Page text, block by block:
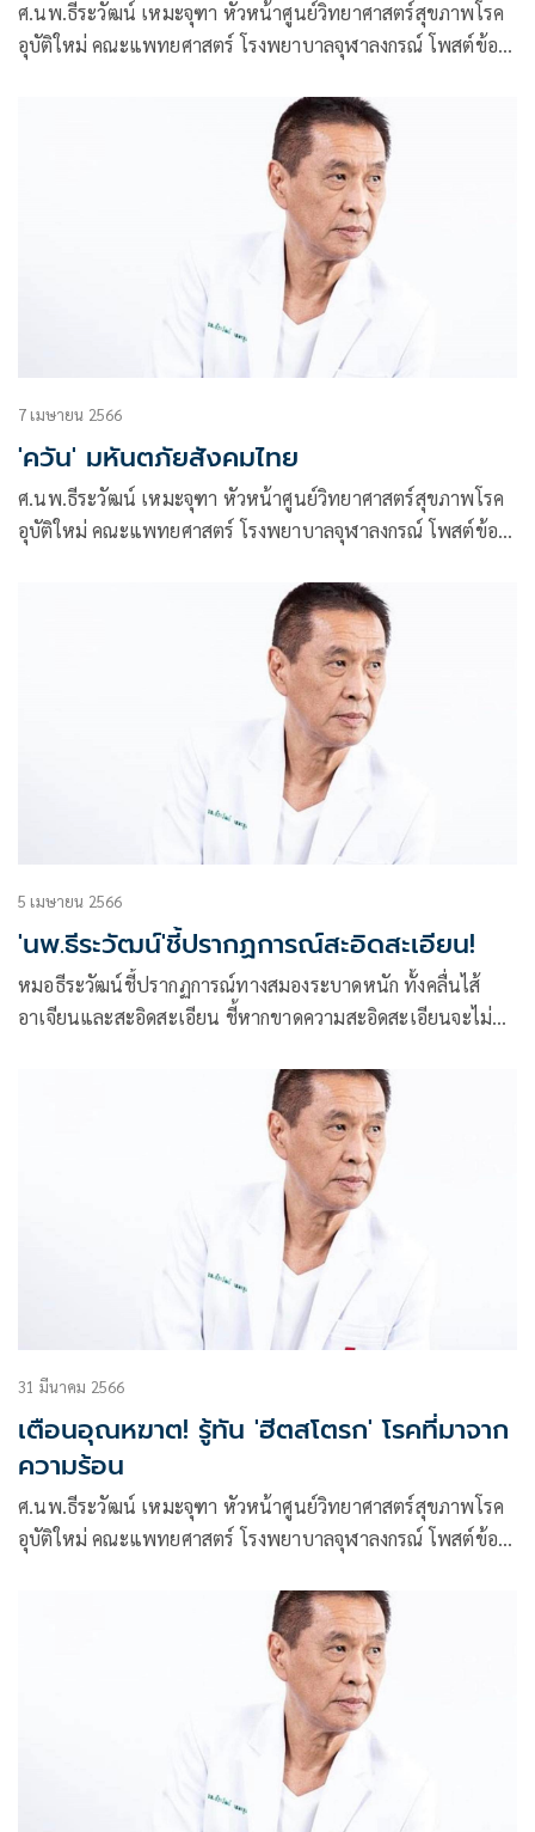
ศ.นพ.ธีระวัฒน์ เหมะจุฑา หัวหน้าศูนย์วิทยาศาสตร์สุขภาพโรค
อุบัติใหม่ คณะแพทยศาสตร์ โรงพยาบาลจุฬาลงกรณ์ โพสต์ข้อ
7 เมษายน 2566
'ควัน' มหันตภัยสังคมไทย
ศ.นพ.ธีระวัฒน์ เหมะจุฑา หัวหน้าศูนย์วิทยาศาสตร์สุขภาพโรค
อุบัติใหม่ คณะแพทยศาสตร์ โรงพยาบาลจุฬาลงกรณ์ โพสต์ข้อ
5 เมษายน 2566
'นพ.ธีระวัฒน์'ชี้ปรากฏการณ์สะอิดสะเอียน!
หมอธีระวัฒน์ชี้ปรากฏการณ์ทางสมองระบาดหนัก ทั้งคลื่นไส้
อาเจียนและสะอิดสะเอียน ชี้หากขาดความสะอิดสะเอียนจะไม่มี
31 มีนาคม 2566
เตือนอุณหฆาต! รู้ทัน 'ฮีตสโตรก' โรคที่มาจาก
ความร้อน
ศ.นพ.ธีระวัฒน์ เหมะจุฑา หัวหน้าศูนย์วิทยาศาสตร์สุขภาพโรค
อุบัติใหม่ คณะแพทยศาสตร์ โรงพยาบาลจุฬาลงกรณ์ โพสต์ข้อ